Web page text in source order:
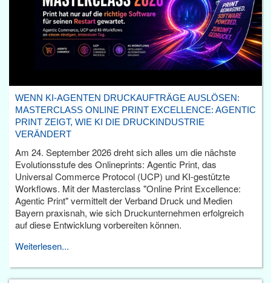
WENN KI-AGENTEN DRUCKAUFTRÄGE AUSLÖSEN:
MASTERCLASS ONLINE PRINT EXCELLENCE: AGENTIC
PRINT ZEIGT, WIE KI DIE DRUCKINDUSTRIE
VERÄNDERT
Am 24. September 2026 dreht sich alles um die nächste
Evolutionsstufe des Onlineprints: Agentic Print, das
Universal Commerce Protocol (UCP) und KI-gestützte
Workflows. Mit der Masterclass "Online Print Excellence:
Agentic Print" vermittelt der Verband Druck und Medien
Bayern praxisnah, wie sich Druckunternehmen erfolgreich
auf diese Entwicklung vorbereiten können.
Weiterlesen...